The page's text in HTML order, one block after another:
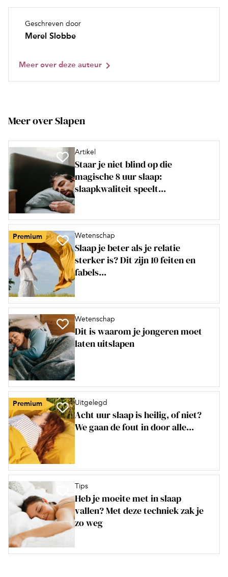
Geschreven door
Merel Slobbe
Meer over deze auteur
Meer over Slapen
Artikel
Staar je niet blind op die
magische 8 uur slaap:
slaapkwaliteit speelt...
Premium Wetenschap
Slaap je beter als je relatie
sterker is? Dit zijn 10 feiten en
fabels...
Wetenschap
Dit is waarom je jongeren moet
laten uitslapen
Premium Uitgelegd
Acht uur slaap is heilig, of niet?
We gaan de fout in door alle...
Tips
Heb je moeite met in slaap
vallen? Met deze techniek zak je
zo weg